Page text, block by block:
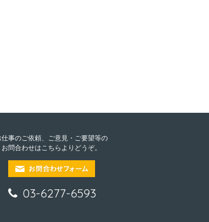
仕事のご依頼、ご意見・ご要望等の
お問合わせはこちらよりどうぞ。
03-6277-6593